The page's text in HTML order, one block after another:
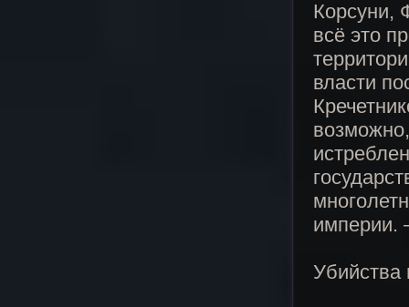
Корсуни,
всё это
власти
империи.
Убийства